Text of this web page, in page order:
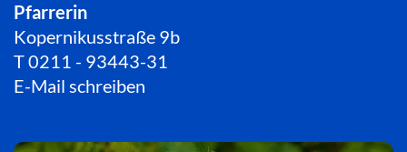
Pfarrerin
Kopernikusstraße 9b
T0211 - 93443-31
E-Mail schreiben